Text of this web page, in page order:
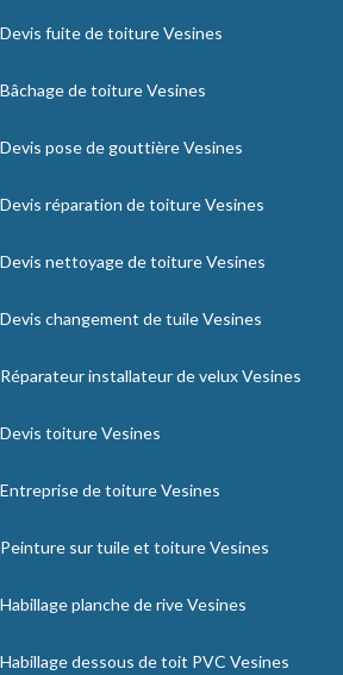
Devis fuite de toiture Vesines
Bâchage de toiture Vesines
Devis pose de gouttière Vesines
Devis réparation de toiture Vesines
Devis nettoyage de toiture Vesines
Devis changement de tuile Vesines
Réparateur installateur de velux Vesines
Devis toiture Vesines
Entreprise de toiture Vesines
Peinture sur tuile et toiture Vesines
Habillage planche de rive Vesines
Habillage dessous de toit PVC Vesines